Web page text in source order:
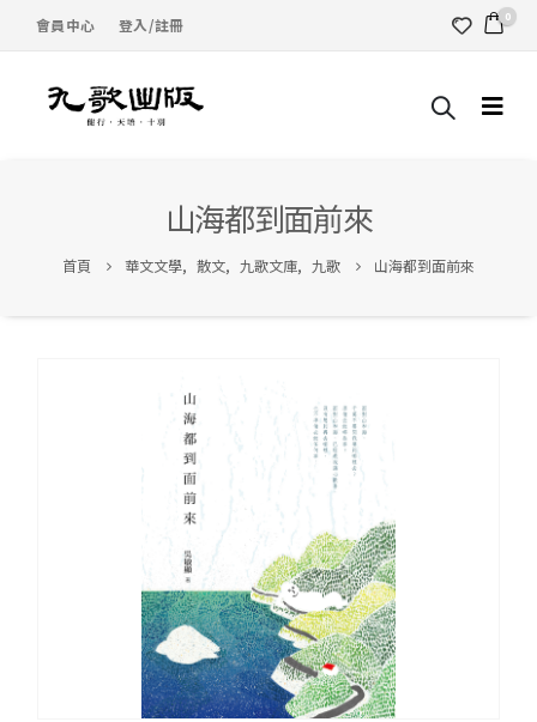
會員中心 登入/註冊 0
山海都到面前來
首頁 華文文學, 散文, 九歌文庫, 九歌 山海都到面前來